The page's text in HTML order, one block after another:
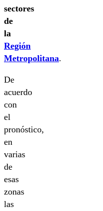
sectores
de
la
Región
Metropolitana.
De
acuerdo
con
el
pronóstico,
en
varias
de
esas
zonas
las